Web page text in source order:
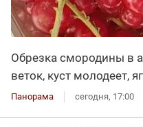
Обрезка смородины в
веток, куст молодеет,
Панорама сегодня, 17:00